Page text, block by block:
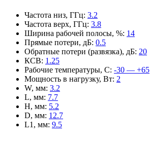
Частота низ, ГГц: 3.2
Частота верх, ГГц: 3.8
Ширина рабочей полосы, %: 14
Прямые потери, дБ: 0.5
Обратные потери (развязка), дБ: 20
КСВ: 1.25
Рабочие температуры, С: -30 — +65
Мощность в нагрузку, Вт: 2
W, мм: 3.2
L, мм: 7.7
H, мм: 5.2
D, мм: 12.7
L1, мм: 9.5